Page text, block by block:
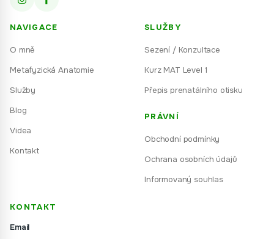
NAVIGACE
O mně
Metafyzická Anatomie
Služby
Blog
Videa
Kontakt
SLUŽBY
Sezení / Konzultace
Kurz MAT Level 1
Přepis prenatálního otisku
PRÁVNÍ
Obchodní podmínky
Ochrana osobních údajů
Informovaný souhlas
KONTAKT
Email